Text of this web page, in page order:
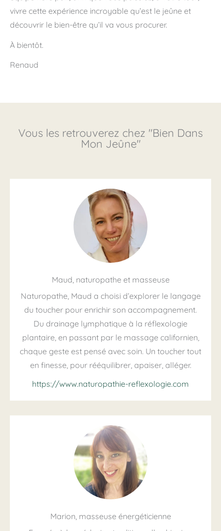
vivre cette expérience incroyable qu’est le jeûne et
découvrir le bien-être qu’il va vous procurer.
À bientôt.
Renaud
Vous les retrouverez chez "Bien Dans
Mon Jeûne"
Maud, naturopathe et masseuse
Naturopathe, Maud a choisi d’explorer le langage
du toucher pour enrichir son accompagnement.
Du drainage lymphatique à la réflexologie
plantaire, en passant par le massage californien,
chaque geste est pensé avec soin. Un toucher tout
en finesse, pour rééquilibrer, apaiser, alléger.
https://www.naturopathie-reflexologie.com
Marion, masseuse énergéticienne